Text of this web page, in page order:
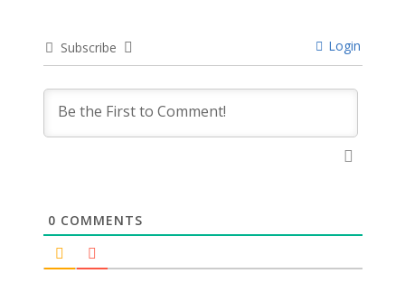
Subscribe Login
0 COMMENTS